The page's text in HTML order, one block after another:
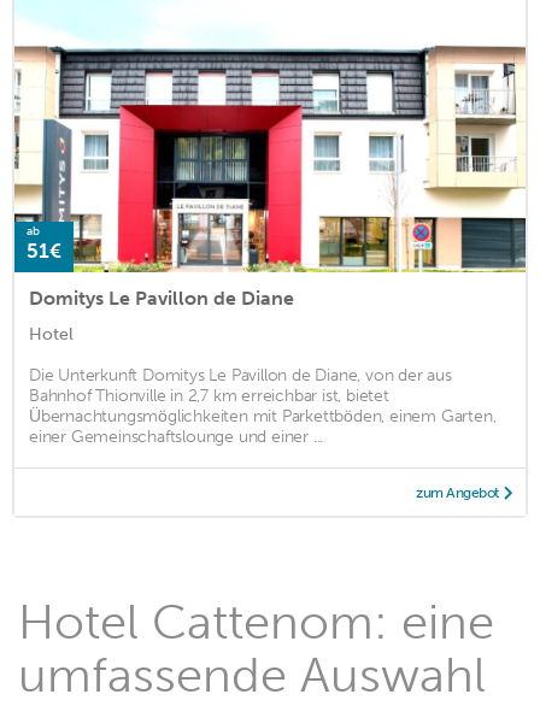
ab
51€
Domitys Le Pavillon de Diane
Hotel
Die Unterkunft Domitys Le Pavillon de Diane, von der aus
Bahnhof Thionville in 2,7 km erreichbar ist, bietet
Übernachtungsmöglichkeiten mit Parkettböden, einem Garten,
einer Gemeinschaftslounge und einer ...
zum Angebot
Hotel Cattenom: eine
umfassende Auswahl